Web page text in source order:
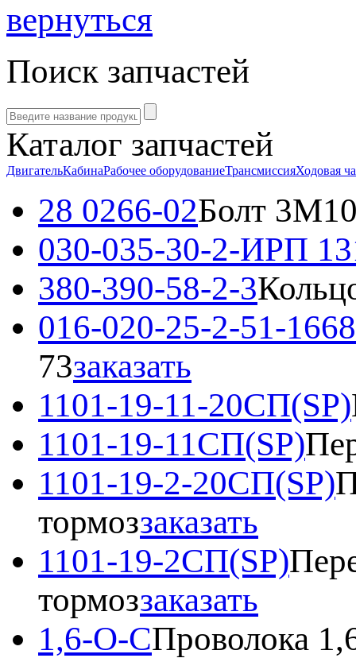
вернуться
Поиск запчастей
Каталог запчастей
ДвигательКабинаРабочее оборудованиеТрансмиссияХодовая
28 0266-02Болт
030-035-30-2-ИРП
380-390-58-2-3
016-020-25-2-51-1668
73заказать
1101-19-11-20СП(SP)
1101-19-11СП(SP)
1101-19-2-20СП(SP)
тормоззаказать
1101-19-2СП(SP)
тормоззаказать
1,6-О-СПроволока